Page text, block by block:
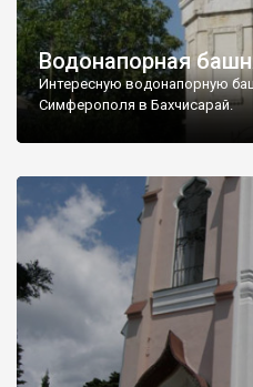
Водонапорная
Интересную водонапорную
Симферополя в Бахчисарай.